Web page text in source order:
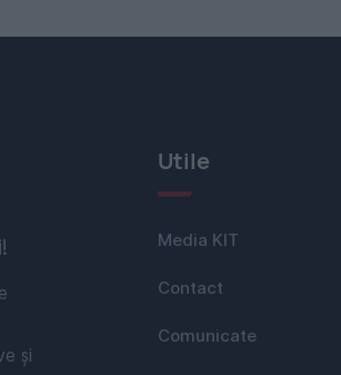
și
Utile
Media KIT
Contact
Comunicate